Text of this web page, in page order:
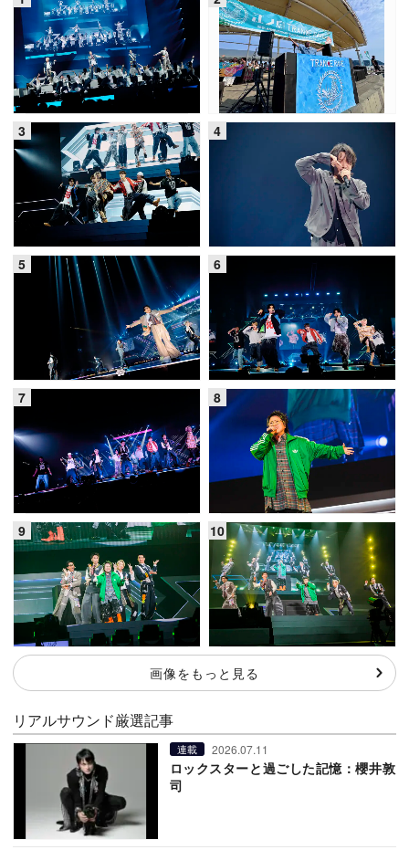
画像をもっと見る
リアルサウンド厳選記事
連載 2026.07.11
ロックスターと過ごした記憶：櫻井敦
司